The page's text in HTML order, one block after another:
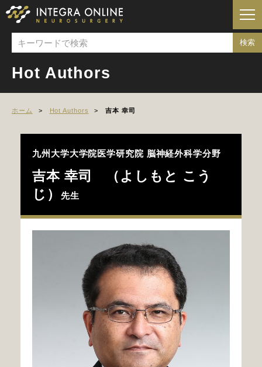
Hot Authors
ホーム Hot Authors 吉本 幸司
九州大学大学院医学研究院 脳神経外科学分野
吉本 幸司 （よしもと こう
じ）
先生